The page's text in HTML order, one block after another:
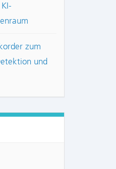
zum
und